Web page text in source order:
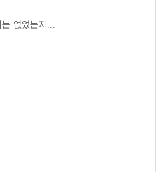
없었는지...